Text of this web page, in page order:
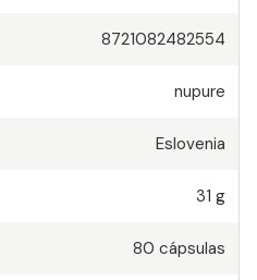
8721082482554
nupure
Eslovenia
31 g
80 cápsulas